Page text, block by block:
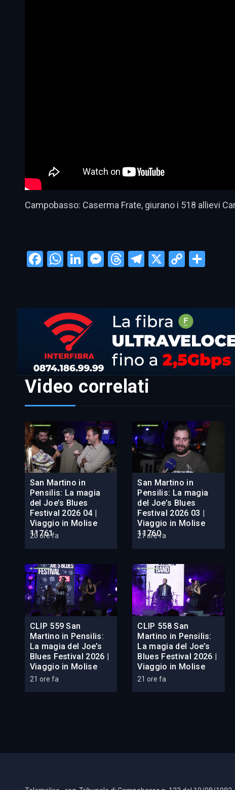
Campobasso: Caserma Frate, giurano i 518 allievi
Facebook
WhatsApp
LinkedIn
Messenger
Threads
Telegram
X Copy
Video correlati
San Martino in
Pensilis: La magia
del Joe’s Blues
Festival 2026 04 |
Viaggio in Molise
11761
20 ore fa
San Martino in
Pensilis: La magia
del Joe’s Blues
Festival 2026 03 |
Viaggio in Molise
11760
21 ore fa
CLIP 559 San
Martino in Pensilis:
La magia del Joe’s
Blues Festival 2026 |
Viaggio in Molise
21 ore fa
CLIP 558 San
Martino in Pensilis:
La magia del Joe’s
Blues Festival 2026 |
Viaggio in Molise
21 ore fa